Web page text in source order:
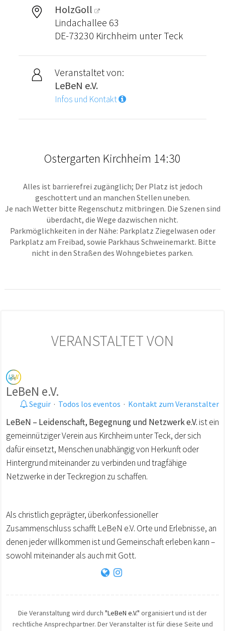
HolzGoll
Lindachallee 63
DE-73230 Kirchheim unter Teck
Veranstaltet von:
LeBeN e.V.
Infos und Kontakt
Ostergarten Kirchheim 14:30
Alles ist barrierefrei zugänglich; Der Platz ist jedoch
geschottert und an manchen Stellen uneben.
Je nach Wetter bitte Regenschutz mitbringen. Die Szenen sind
überdacht, die Wege dazwischen nicht.
Parkmöglichkeiten in der Nähe: Parkplatz Ziegelwasen oder
Parkplatz am Freibad, sowie Parkhaus Schweinemarkt. Bitte
nicht in den Straßen des Wohngebietes parken.
VERANSTALTET VON
LeBeN e.V.
Seguir · Todos los eventos · Kontakt zum Veranstalter
LeBeN – Leidenschaft, Begegnung und Netzwerk e.V. ist ein
gemeinnütziger Verein aus Kirchheim unter Teck, der sich
dafür einsetzt, Menschen unabhängig von Herkunft oder
Hintergrund miteinander zu verbinden und tragfähige
Netzwerke in der Teckregion zu schaffen.
Als christlich geprägter, überkonfessioneller
Zusammenschluss schafft LeBeN e.V. Orte und Erlebnisse, an
denen jeder willkommen ist und Gemeinschaft erleben kann –
sowohl miteinander als auch mit Gott.
Die Veranstaltung wird durch "LeBeN e.V." organisiert und ist der
rechtliche Ansprechpartner. Der Veranstalter ist für diese Seite und